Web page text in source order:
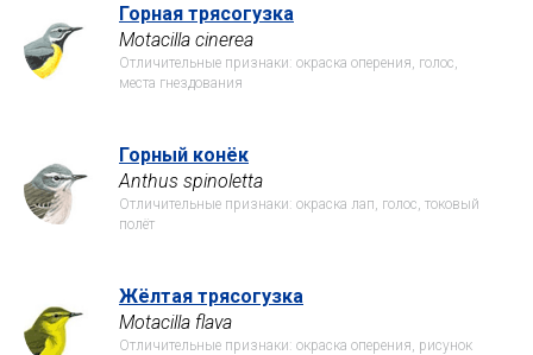
Горная трясогузка
Motacilla cinerea
Отличительные признаки: окраска оперения, голос,
места гнездования
Горный конёк
Anthus spinoletta
Отличительные признаки: окраска лап, голос, токовый
полёт
Жёлтая трясогузка
Motacilla flava
Отличительные признаки: окраска оперения, рисунок